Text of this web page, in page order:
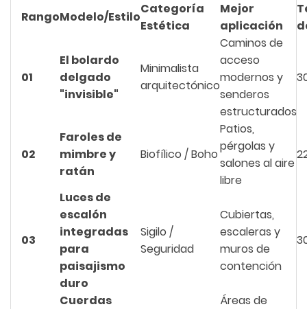
RangoModelo/Estilo
Categoría
Estética
Mejor
aplicación
01
El bolardo
delgado
"invisible"
Minimalista
arquitectónico
Caminos de
acceso
modernos y
senderos
estructurados
02
Faroles de
mimbre y
ratán
Biofílico / Boho
Patios,
pérgolas y
salones al aire
libre
03
Luces de
escalón
integradas
para
paisajismo
duro
Sigilo /
Seguridad
Cubiertas,
escaleras y
muros de
contención
Cuerdas
Áreas de